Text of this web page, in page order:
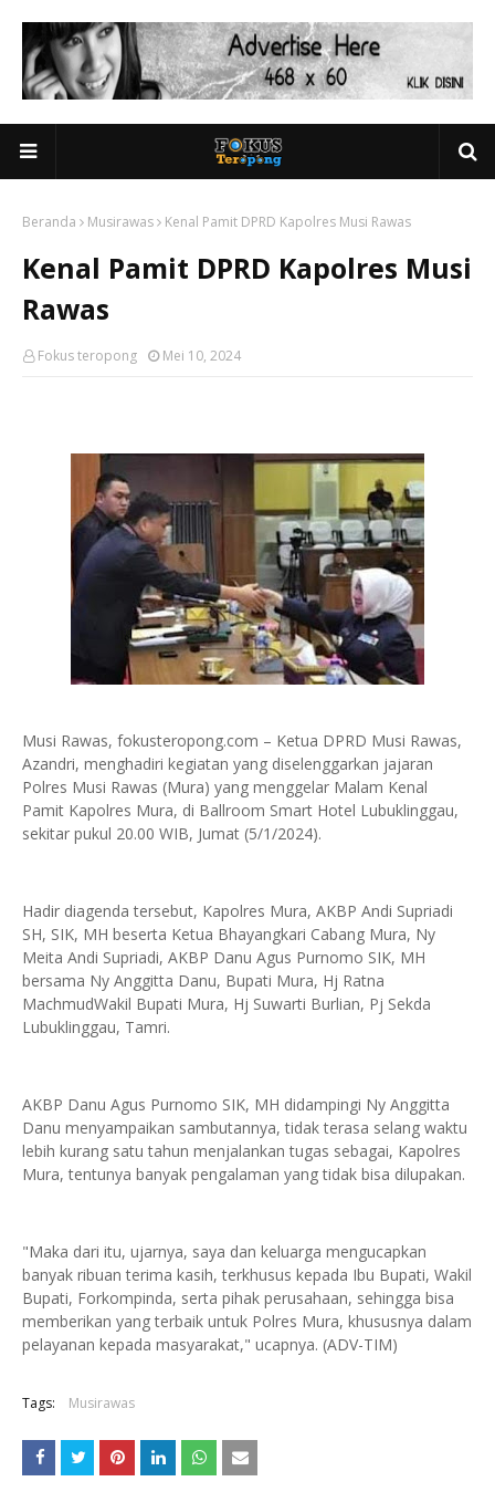
Beranda Musirawas Kenal Pamit DPRD Kapolres Musi Rawas
Kenal Pamit DPRD Kapolres Musi
Rawas
Fokus teropong Mei 10, 2024
Musi Rawas, fokusteropong.com – Ketua DPRD Musi Rawas,
Azandri, menghadiri kegiatan yang diselenggarkan jajaran
Polres Musi Rawas (Mura) yang menggelar Malam Kenal
Pamit Kapolres Mura, di Ballroom Smart Hotel Lubuklinggau,
sekitar pukul 20.00 WIB, Jumat (5/1/2024).
Hadir diagenda tersebut, Kapolres Mura, AKBP Andi Supriadi
SH, SIK, MH beserta Ketua Bhayangkari Cabang Mura, Ny
Meita Andi Supriadi, AKBP Danu Agus Purnomo SIK, MH
bersama Ny Anggitta Danu, Bupati Mura, Hj Ratna
MachmudWakil Bupati Mura, Hj Suwarti Burlian, Pj Sekda
Lubuklinggau, Tamri.
AKBP Danu Agus Purnomo SIK, MH didampingi Ny Anggitta
Danu menyampaikan sambutannya, tidak terasa selang waktu
lebih kurang satu tahun menjalankan tugas sebagai, Kapolres
Mura, tentunya banyak pengalaman yang tidak bisa dilupakan.
"Maka dari itu, ujarnya, saya dan keluarga mengucapkan
banyak ribuan terima kasih, terkhusus kepada Ibu Bupati, Wakil
Bupati, Forkompinda, serta pihak perusahaan, sehingga bisa
memberikan yang terbaik untuk Polres Mura, khususnya dalam
pelayanan kepada masyarakat," ucapnya. (ADV-TIM)
Tags: Musirawas